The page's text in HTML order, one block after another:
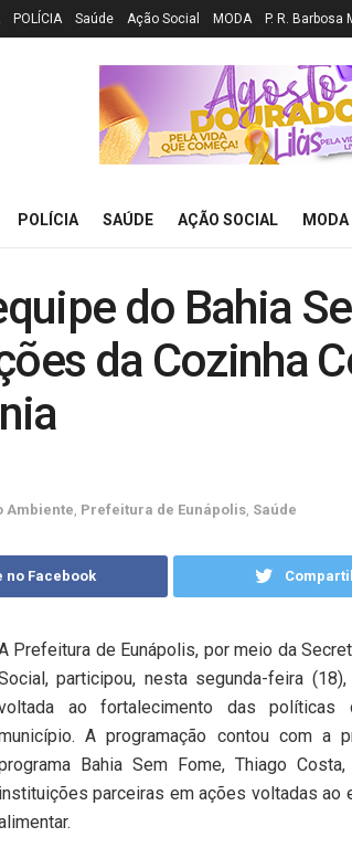
POLÍCIA Saúde Ação Social MODA P. R. Barbosa
POLÍCIA SAÚDE AÇÃO SOCIAL MODA
do Bahia
da Cozinha
Ambiente Prefeitura de Eunápolis Saúde
no Facebook
Prefeitura de Eunápolis, por meio da
participou, nesta segunda-feira
ao fortalecimento das políticas
A programação contou com a
Bahia Sem Fome, Thiago
instituições parceiras em ações voltadas ao